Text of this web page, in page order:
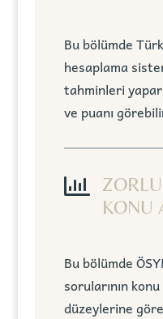
Bu bölümde
hesaplama
tahminleri
ve puanı

KONU
Bu bölümde
sorularının
düzeylerine